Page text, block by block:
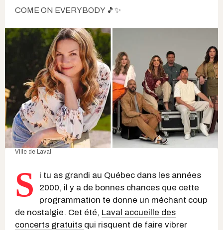
COME ON EVERYBODY 🎵✨
Ville de Laval
S
i tu as grandi au Québec dans les années
2000, il y a de bonnes chances que cette
programmation te donne un méchant coup
de nostalgie. Cet été, Laval accueille des
concerts gratuits qui risquent de faire vibrer